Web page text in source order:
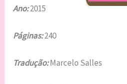
Ano:2015
Páginas:240
Tradução:Marcelo Salles